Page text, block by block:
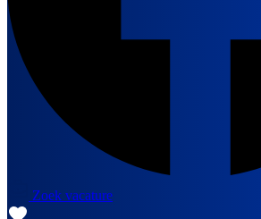
Zoek vacature